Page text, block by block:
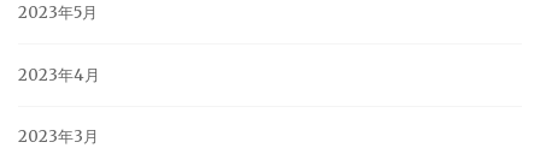
2023年5月
2023年4月
2023年3月